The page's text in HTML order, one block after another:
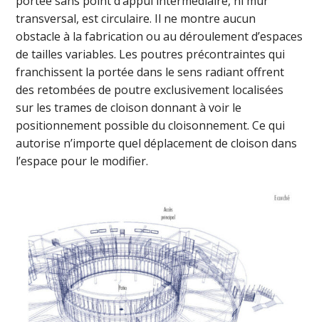
transversal, est circulaire. Il ne montre aucun
obstacle à la fabrication ou au déroulement d’espaces
de tailles variables. Les poutres précontraintes qui
franchissent la portée dans le sens radiant offrent
des retombées de poutre exclusivement localisées
sur les trames de cloison donnant à voir le
positionnement possible du cloisonnement. Ce qui
autorise n’importe quel déplacement de cloison dans
l’espace pour le modifier.